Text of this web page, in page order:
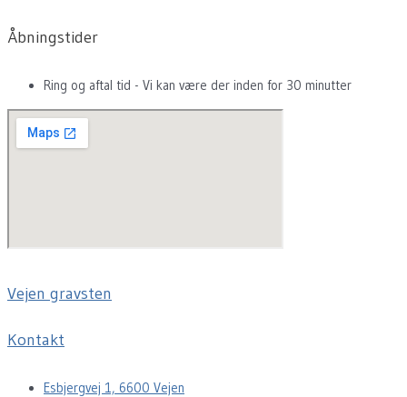
Åbningstider
Ring og aftal tid - Vi kan være der inden for 30 minutter
Vejen gravsten
Kontakt
Esbjergvej 1, 6600 Vejen